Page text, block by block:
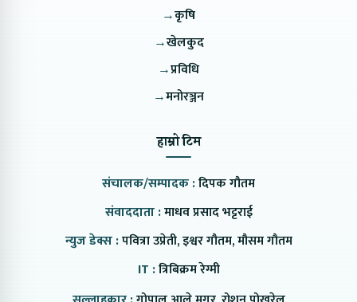
→कृषि
→खेलकुद
→प्रविधि
→मनोरञ्जन
हाम्रो टिम
संचालक/सम्पादक :दिपक गौतम
संवाददाता :माधव प्रसाद भट्टराई
न्युज डेक्स :पवित्रा उप्रेती, इश्वर गौतम, मौसम गौतम
IT :त्रिबिक्रम रेग्मी